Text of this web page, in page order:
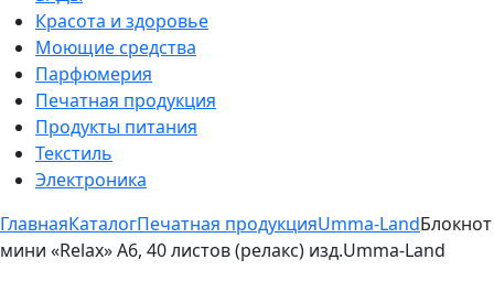
Красота и здоровье
Моющие средства
Парфюмерия
Печатная продукция
Продукты питания
Текстиль
Электроника
ГлавнаяКаталогПечатная продукцияUmma-LandБлокнот
мини «Relax» А6, 40 листов (релакс) изд.Umma-Land